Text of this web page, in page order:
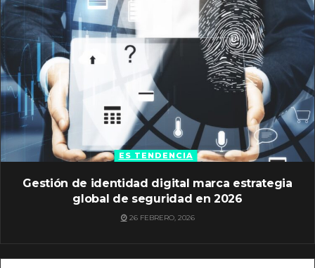
ES TENDENCIA
Gestión de identidad digital marca estrategia
global de seguridad en 2026
26 FEBRERO, 2026